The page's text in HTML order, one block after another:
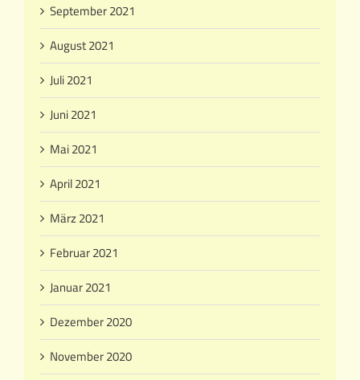
September 2021
August 2021
Juli 2021
Juni 2021
Mai 2021
April 2021
März 2021
Februar 2021
Januar 2021
Dezember 2020
November 2020